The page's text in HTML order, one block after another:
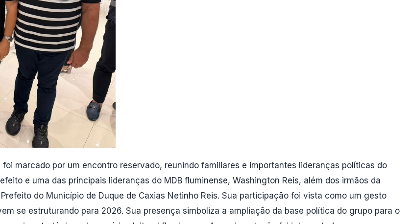
marcado por um encontro reservado, reunindo familiares e importantes lideranças políticas do
e uma das principais lideranças do MDB fluminense, Washington Reis, além dos irmãos da
do Município de Duque de Caxias Netinho Reis. Sua participação foi vista como um gesto
se estruturando para 2026. Sua presença simboliza a ampliação da base política do grupo para o